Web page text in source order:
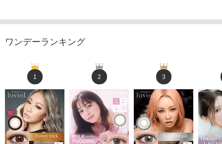
ワンデーランキング
1 2 3